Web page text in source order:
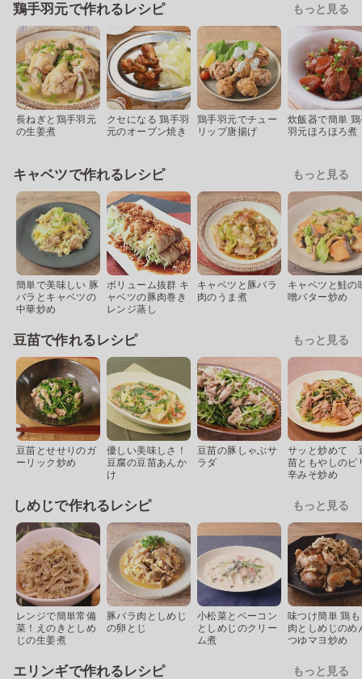
鶏手羽元で作れるレシピ もっと見る
長ねぎと鶏手羽元
の生姜煮
クセになる 鶏手羽
元のオーブン焼き
鶏手羽元でチュー
リップ唐揚げ
炊飯器で簡単
羽元ほろほろ煮
キャベツで作れるレシピ もっと見る
簡単で美味しい 豚
バラとキャベツの
中華炒め
ボリューム抜群 キ
ャベツの豚肉巻き
レンジ蒸し
キャベツと豚バラ
肉のうま煮
キャベツと鮭の
噌バター炒め
豆苗で作れるレシピ もっと見る
豆苗とせせりのガ
ーリック炒め
優しい美味しさ！
豆腐の豆苗あんか
け
豆苗の豚しゃぶサ
ラダ
サッと炒めて
苗ともやしのピ
辛みそ炒め
しめじで作れるレシピ もっと見る
レンジで簡単常備
菜！えのきとしめ
じの生姜煮
豚バラ肉としめじ
の卵とじ
小松菜とベーコン
としめじのクリー
ム煮
味つけ簡単 鶏
肉としめじのめ
つゆマヨ炒め
エリンギで作れるレシピ もっと見る